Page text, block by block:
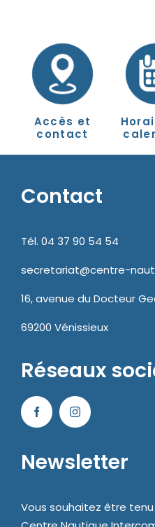
Accès et
contact
Contact
Tél. 04 37 90 54 54
secretariat@centre-
16, avenue du Docteur
69200 Vénissieux
Réseaux
Newsletter
Vous souhaitez être